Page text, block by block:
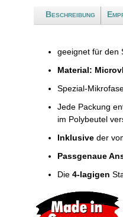
Beschreibung
geeignet für den
Material:
Spezial-
Jede Packung
im Polybeutel
Inklusive der
Passgenaue
Die 4-lagigen